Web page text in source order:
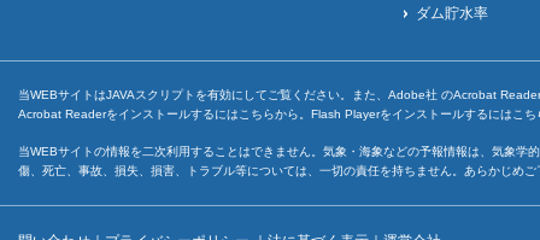
ダム貯水率
当WEBサイトはJAVAスクリプトを有効にしてご覧ください。また、Adobe社 のAcrobat
Acrobat Readerをインストールするには こちらから。Flash Playerをインストールするには こち
当WEBサイトの情報を二次利用することはできません。気象・海象などの予報情報は、気象
傷、死亡、事故、損失、損害、トラブル等については、一切の責任を持ちません。あらかじめ